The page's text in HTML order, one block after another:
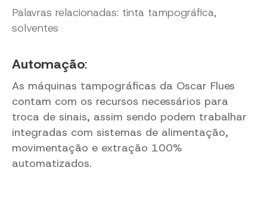
Palavras relacionadas: tinta tampográfica,
solventes
Automação:
As máquinas tampográficas da Oscar Flues
contam com os recursos necessários para
troca de sinais, assim sendo podem trabalhar
integradas com sistemas de alimentação,
movimentação e extração 100%
automatizados.